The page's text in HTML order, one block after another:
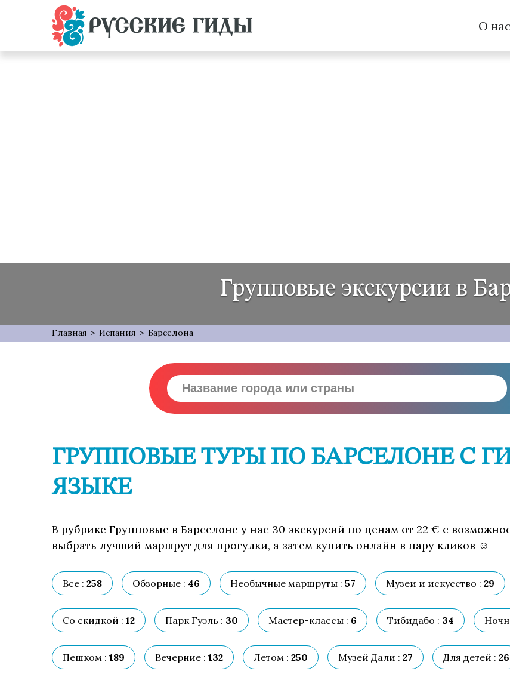
О нас
Групповые экскурсии в
Главная > Испания > Барселона
ГРУППОВЫЕ ТУРЫ ПО БАРСЕЛОНЕ С
ЯЗЫКЕ
В рубрике Групповые в Барселоне у нас 30 экскурсий по ценам от 22 € с
выбрать лучший маршрут для прогулки, а затем купить онлайн в пару кликов ☺
Все : 258 Обзорные : 46 Необычные маршруты : 57 Музеи и искусство : 29
Со скидкой : 12 Парк Гуэль : 30 Мастер-классы : 6 Тибидабо : 34
Пешком : 189 Вечерние : 132 Летом : 250 Музей Дали : 27 Для детей : 26